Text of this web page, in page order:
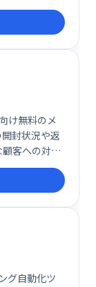
け無料のメ
封状況や返
客への対応
ポートしま
き、ビジネ
向上させま
グ自動化ツ